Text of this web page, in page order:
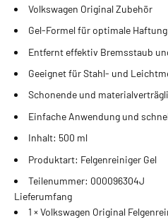
Volkswagen Original Zubehör
Gel-Formel für optimale Haftung
Entfernt effektiv Bremsstaub
Geeignet für Stahl- und
Schonende und
Einfache Anwendung und
Inhalt: 500 ml
Produktart: Felgenreiniger Gel
Teilenummer: 000096304J
Lieferumfang
1 × Volkswagen Original